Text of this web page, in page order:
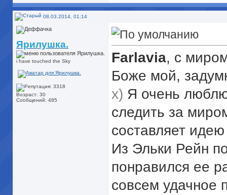
[TS2] Великая
поколение,
Завершено:TS2
of life|,TS2 -
08.03.2014, 01:14
Ярилушка.
i have touched the Sky
Возраст: 30
Сообщений: 485
Farlavia, с
Боже мой,
х) Я очень
следить за
составляет
Из Эльки Рейн
понравился ее
совсем удачное